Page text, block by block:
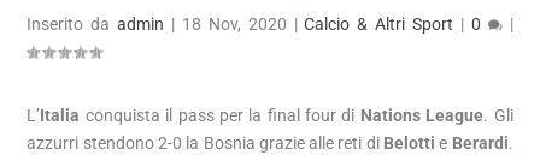
Inserito daadmin | 18 Nov, 2020 |Calcio & Altri Sport | 0 |
L’Italia conquista il pass per la final four di Nations League. Gli
azzurri stendono 2-0 la Bosnia grazie alle reti di Belotti e Berardi.